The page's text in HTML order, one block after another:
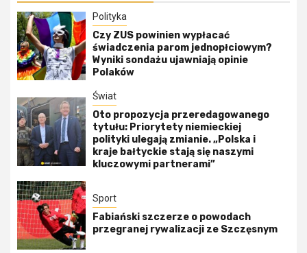
Polityka
Czy ZUS powinien wypłacać
świadczenia parom jednopłciowym?
Wyniki sondażu ujawniają opinie
Polaków
Świat
Oto propozycja przeredagowanego
tytułu: Priorytety niemieckiej
polityki ulegają zmianie. „Polska i
kraje bałtyckie stają się naszymi
kluczowymi partnerami”
Sport
Fabiański szczerze o powodach
przegranej rywalizacji ze Szczęsnym